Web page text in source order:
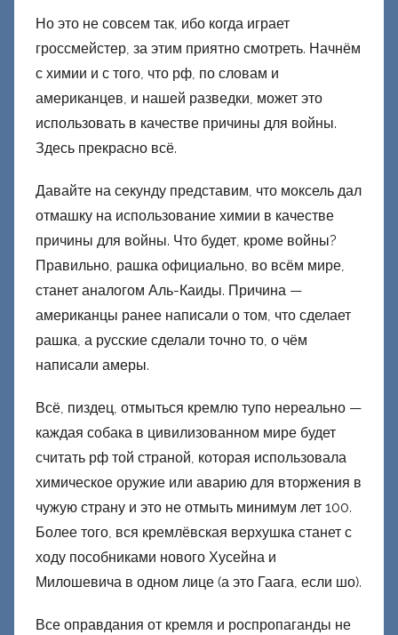
к
й
Но это не совсем так, ибо когда играет
гроссмейстер, за этим приятно смотреть. Начнём
с химии и с того, что рф, по словам и
американцев, и нашей разведки, может это
использовать в качестве причины для войны.
Здесь прекрасно всё.
Давайте на секунду представим, что моксель дал
отмашку на использование химии в качестве
причины для войны. Что будет, кроме войны?
Правильно, рашка официально, во всём мире,
станет аналогом Аль-Каиды. Причина —
американцы ранее написали о том, что сделает
рашка, а русские сделали точно то, о чём
написали амеры.
Всё, пиздец, отмыться кремлю тупо нереально —
каждая собака в цивилизованном мире будет
считать рф той страной, которая использовала
химическое оружие или аварию для вторжения в
чужую страну и это не отмыть минимум лет 100.
Более того, вся кремлёвская верхушка станет с
ходу пособниками нового Хусейна и
Милошевича в одном лице (а это Гаага, если шо).
Все оправдания от кремля и роспропаганды не